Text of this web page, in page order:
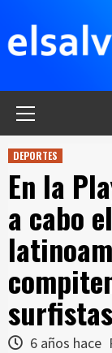
contenido
DEPORTES
En la
a cabo
surfistas
6 años hace